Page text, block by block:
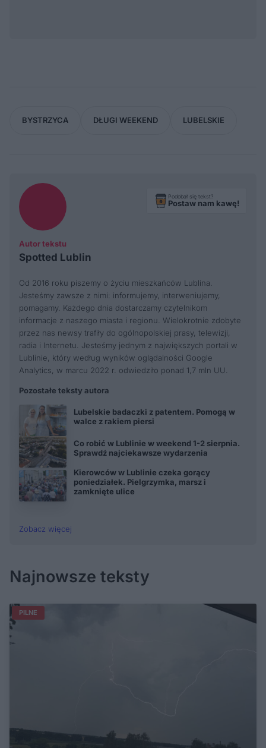
BYSTRZYCA DŁUGI WEEKEND LUBELSKIE
Autor tekstu
Spotted Lublin
Podobał się tekst?
Postaw nam kawę!
Od 2016 roku piszemy o życiu mieszkańców Lublina.
Jesteśmy zawsze z nimi: informujemy, interweniujemy,
pomagamy. Każdego dnia dostarczamy czytelnikom
informacje z naszego miasta i regionu. Wielokrotnie zdobyte
przez nas newsy trafiły do ogólnopolskiej prasy, telewizji,
radia i Internetu. Jesteśmy jednym z największych portali w
Lublinie, który według wyników oglądalności Google
Analytics, w marcu 2022 r. odwiedziło ponad 1,7 mln UU.
Pozostałe teksty autora
Lubelskie badaczki z patentem. Pomogą w
walce z rakiem piersi
Co robić w Lublinie w weekend 1-2 sierpnia.
Sprawdź najciekawsze wydarzenia
Kierowców w Lublinie czeka gorący
poniedziałek. Pielgrzymka, marsz i
zamknięte ulice
Zobacz więcej
Najnowsze teksty
PILNE